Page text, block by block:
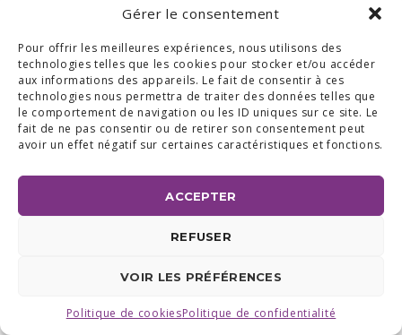
Gérer le consentement
Pour offrir les meilleures expériences, nous utilisons des
technologies telles que les cookies pour stocker et/ou accéder
aux informations des appareils. Le fait de consentir à ces
technologies nous permettra de traiter des données telles que
le comportement de navigation ou les ID uniques sur ce site. Le
fait de ne pas consentir ou de retirer son consentement peut
avoir un effet négatif sur certaines caractéristiques et fonctions.
ACCEPTER
REFUSER
VOIR LES PRÉFÉRENCES
Politique de cookiesPolitique de confidentialité